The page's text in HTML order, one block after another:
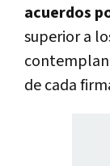
acuerdos
superior a
de cada